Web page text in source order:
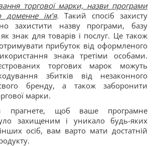
торгової марки, назви програми
доменне ім’я. Такий спосіб захисту
захистити назву програми, базу
знак для товарів і послуг. Це також
прибуток від оформленого
знака третіми особами.
торгових марок можуть
збитків від незаконного
бренду, а також заборонити
марки.
щоб ваше програмне
захищеним і уникало будь-яких
осіб, вам варто мати достатній